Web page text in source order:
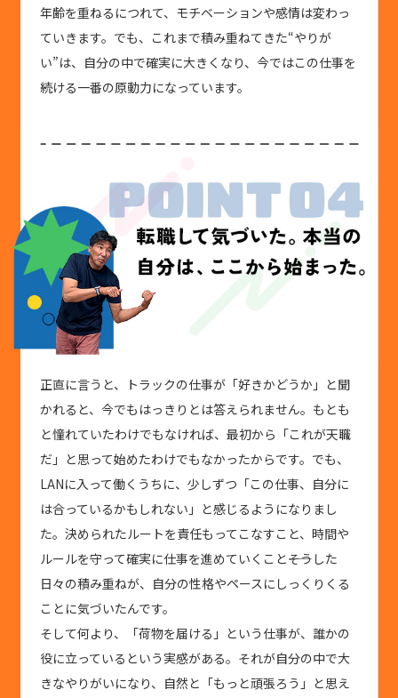
年齢を重ねるにつれて、モチベーションや感情は変わっ
ていきます。でも、これまで積み重ねてきた“やりが
い”は、自分の中で確実に大きくなり、今ではこの仕事を
続ける一番の原動力になっています。
正直に言うと、トラックの仕事が「好きかどうか」と聞
かれると、今でもはっきりとは答えられません。もとも
と憧れていたわけでもなければ、最初から「これが天職
だ」と思って始めたわけでもなかったからです。でも、
LANに入って働くうちに、少しずつ「この仕事、自分に
は合っているかもしれない」と感じるようになりまし
た。決められたルートを責任もってこなすこと、時間や
ルールを守って確実に仕事を進めていくこと――そうした
日々の積み重ねが、自分の性格やペースにしっくりくる
ことに気づいたんです。
そして何より、「荷物を届ける」という仕事が、誰かの
役に立っているという実感がある。それが自分の中で大
きなやりがいになり、自然と「もっと頑張ろう」と思え